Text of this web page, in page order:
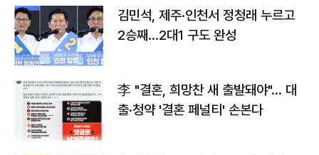
김민석, 제주·인천서 정청래 누르고
2승째…2대1 구도 완성
李 "결혼, 희망찬 새 출발돼야"… 대
출·청약 '결혼 페널티' 손본다